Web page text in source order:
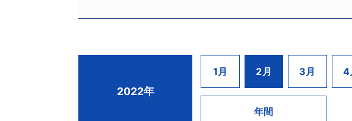
給食準備（株）（TSR企業コード:138381208、法人番号
とともに、給食事業を移管。当社は同年6月1日、村上給
事務所、東京都千代田区大手町1－1－2、電話03－6250
しかし、2020年12月、有料老人ホームおよびデイサー
ルス」に感染したため、2021年2月15日まで同施設が休
リビオ」でも新型コロナウイルスの感染が確認され、福
新世代（株）（TSR企業コード:650180178、法人番号
万円、中川克也社長）は2月17日、大津地裁より破産開
任天堂（株）（TSR企業コード:641056370、法人番号
2022年
1月 2月 3月 4
年間